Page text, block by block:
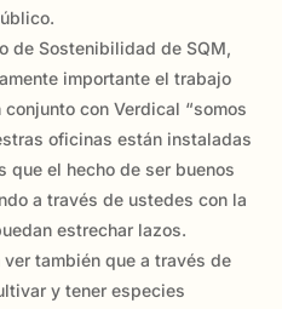
de Sostenibilidad de SQM,
importante el trabajo
con Verdical “somos
oficinas están instaladas
que el hecho de ser buenos
a través de ustedes con la
estrechar lazos.
también que a través de
y tener especies